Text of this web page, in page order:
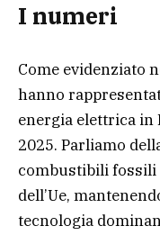
I numeri
Come evidenziato
hanno
energia elettrica in
2025. Parliamo
combustibili fossili
dell’Ue,
tecnologia